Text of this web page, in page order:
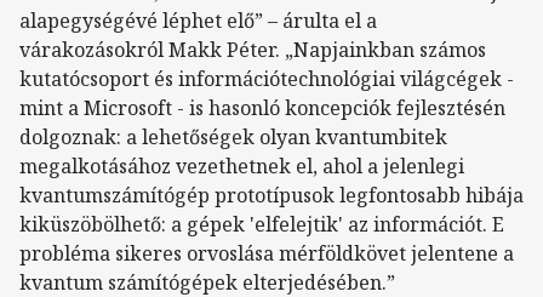
alapegységévé léphet elő” – árulta el a
várakozásokról Makk Péter. „Napjainkban számos
kutatócsoport és információtechnológiai világcégek -
mint a Microsoft - is hasonló koncepciók fejlesztésén
dolgoznak: a lehetőségek olyan kvantumbitek
megalkotásához vezethetnek el, ahol a jelenlegi
kvantumszámítógép prototípusok legfontosabb hibája
kiküszöbölhető: a gépek 'elfelejtik' az információt. E
probléma sikeres orvoslása mérföldkövet jelentene a
kvantum számítógépek elterjedésében.”